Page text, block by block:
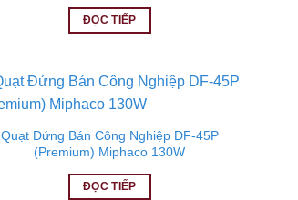
ĐỌC TIẾP
Quạt Đứng Bán Công Nghiệp DF-45P
(Premium) Miphaco 130W
ĐỌC TIẾP